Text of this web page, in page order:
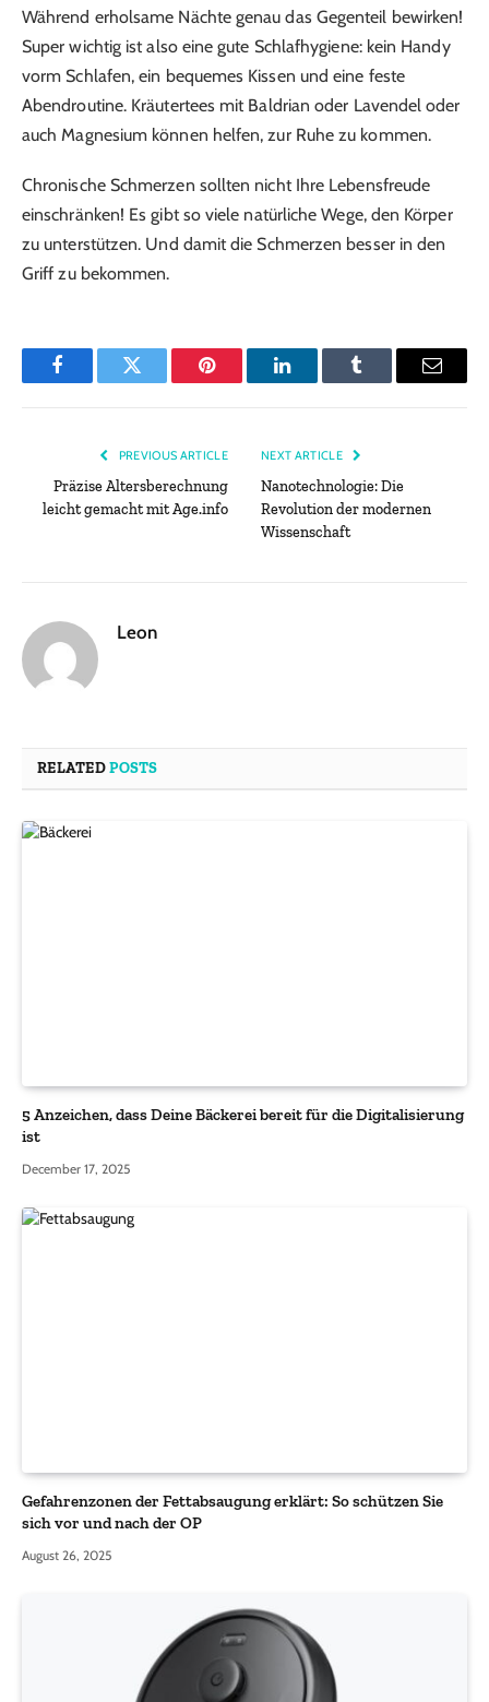
Während erholsame Nächte genau das Gegenteil bewirken!
Super wichtig ist also eine gute Schlafhygiene: kein Handy
vorm Schlafen, ein bequemes Kissen und eine feste
Abendroutine. Kräutertees mit Baldrian oder Lavendel oder
auch Magnesium können helfen, zur Ruhe zu kommen.
Chronische Schmerzen sollten nicht Ihre Lebensfreude
einschränken! Es gibt so viele natürliche Wege, den Körper
zu unterstützen. Und damit die Schmerzen besser in den
Griff zu bekommen.
FacebookTwitter Pinterest LinkedInTumblr Email
PREVIOUS ARTICLE
Präzise Altersberechnung
leicht gemacht mit Age.info
NEXT ARTICLE
Nanotechnologie: Die
Revolution der modernen
Wissenschaft
Leon
RELATEDPOSTS
5 Anzeichen, dass Deine Bäckerei bereit für die Digitalisierung
ist
December 17, 2025
Gefahrenzonen der Fettabsaugung erklärt: So schützen Sie
sich vor und nach der OP
August 26, 2025